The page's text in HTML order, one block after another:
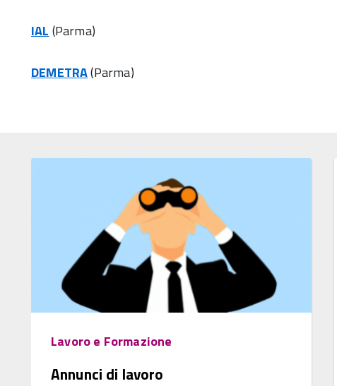
IAL(Parma)
DEMETRA(Parma)
Lavoro e Formazione
Annunci di lavoro